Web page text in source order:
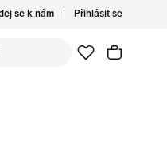
se k nám Přihlásit se